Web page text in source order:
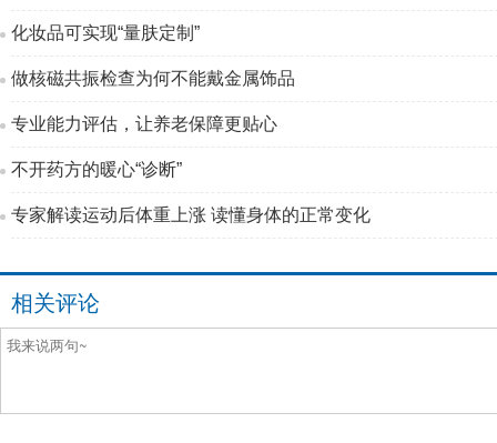
化妆品可实现“量肤定制”
做核磁共振检查为何不能戴金属饰品
专业能力评估，让养老保障更贴心
不开药方的暖心“诊断”
专家解读运动后体重上涨 读懂身体的正常变化
相关评论